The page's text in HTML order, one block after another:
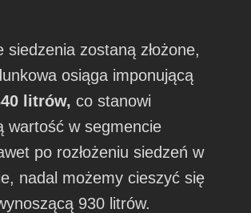
siedzenia zostaną złożone,
osiąga imponującą
litrów, co stanowi
wartość w segmencie
po rozłożeniu siedzeń w
nadal możemy cieszyć się
930 litrów.